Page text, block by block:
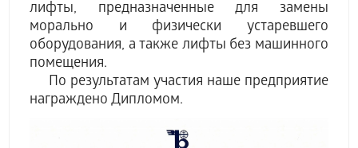
лифты, предназначенные для замены
морально и физически устаревшего
оборудования, а также лифты без машинного
помещения.
По результатам участия наше предприятие
награждено Дипломом.